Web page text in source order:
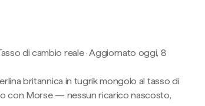
di cambio reale·Aggiornato oggi, 8
britannica in tugrik mongolo al tasso di
con Morse — nessun ricarico nascosto,